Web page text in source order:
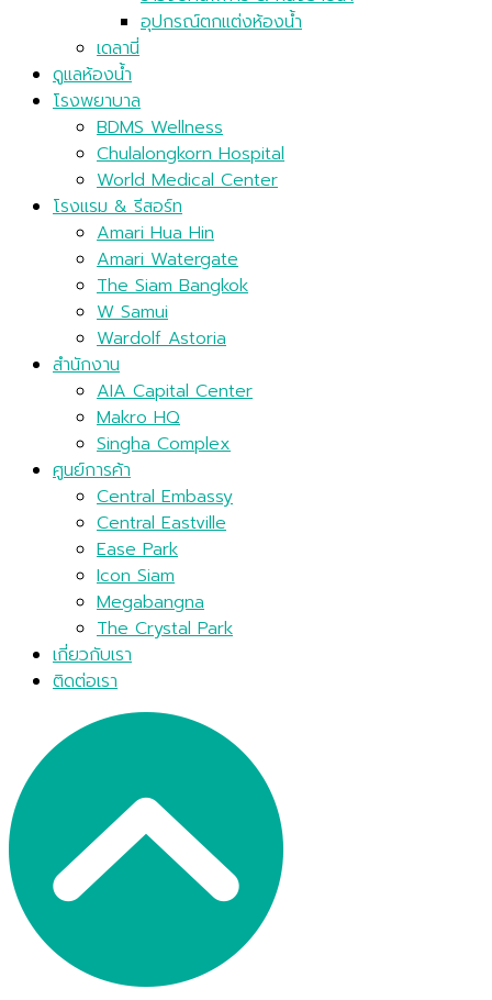
อุปกรณ์ตกแต่งห้องน้ำ
เดลานี่
ดูแลห้องน้ำ
โรงพยาบาล
BDMS Wellness
Chulalongkorn Hospital
World Medical Center
โรงแรม & รีสอร์ท
Amari Hua Hin
Amari Watergate
The Siam Bangkok
W Samui
Wardolf Astoria
สำนักงาน
AIA Capital Center
Makro HQ
Singha Complex
ศูนย์การค้า
Central Embassy
Central Eastville
Ease Park
Icon Siam
Megabangna
The Crystal Park
เกี่ยวกับเรา
ติดต่อเรา